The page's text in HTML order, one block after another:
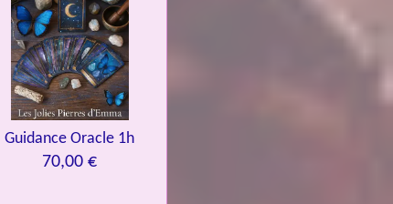
Guidance Oracle 1h
70,00 €